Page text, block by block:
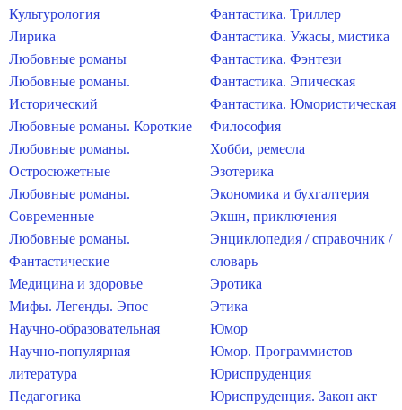
Культурология
Лирика
Любовные романы
Любовные романы.
Исторический
Любовные романы. Короткие
Любовные романы.
Остросюжетные
Любовные романы.
Современные
Любовные романы.
Фантастические
Медицина и здоровье
Мифы. Легенды. Эпос
Научно-образовательная
Научно-популярная
литература
Педагогика
Фантастика. Триллер
Фантастика. Ужасы, мистика
Фантастика. Фэнтези
Фантастика. Эпическая
Фантастика. Юмористическая
Философия
Хобби, ремесла
Эзотерика
Экономика и бухгалтерия
Экшн, приключения
Энциклопедия / справочник /
словарь
Эротика
Этика
Юмор
Юмор. Программистов
Юриспруденция
Юриспруденция. Закон акт